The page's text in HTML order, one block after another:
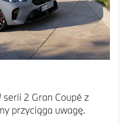
serii 2 Gran Coupé z
przyciąga uwagę.